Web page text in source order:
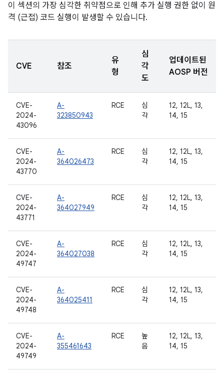
이 섹션의 가장 심각한 취약점으로 인해 추가 실행 권한 없이 원
격 (근접) 코드 실행이 발생할 수 있습니다.
CVE 참조
유
형
심
각
도
업데이트된
AOSP 버전
CVE-
2024-
43096
A-
323850943
RCE
심
각
12, 12L, 13,
14, 15
CVE-
2024-
43770
A-
364026473
RCE
심
각
12, 12L, 13,
14, 15
CVE-
2024-
43771
A-
364027949
RCE
심
각
12, 12L, 13,
14, 15
CVE-
2024-
49747
A-
364027038
RCE
심
각
12, 12L, 13,
14, 15
CVE-
2024-
49748
A-
364025411
RCE
심
각
12, 12L, 13,
14, 15
CVE-
2024-
49749
A-
355461643
RCE
높
음
12, 12L, 13,
14, 15